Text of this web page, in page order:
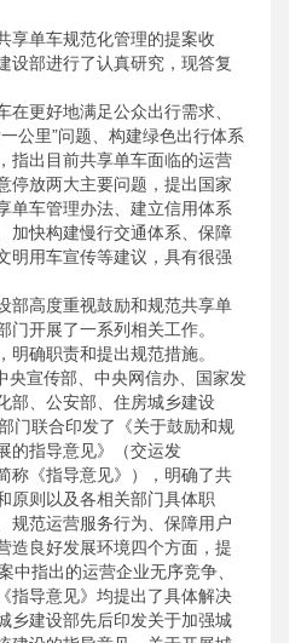
月19日
享单车;政协;提案;答复
单车规范化管理的提案收
设部进行了认真研究，现答复
更好地满足公众出行需求、
公里”问题、构建绿色出行体系
指出目前共享单车面临的运营
停放两大主要问题，提出国家
单车管理办法、建立信用体系
加快构建慢行交通体系、保障
明用车宣传等建议，具有很强
高度重视鼓励和规范共享单
开展了一系列相关工作。
确职责和提出规范措施。
央宣传部、中央网信办、国家发
部、公安部、住房城乡建设
门联合印发了《关于鼓励和规
的指导意见》（交运发
称《指导意见》），明确了共
原则以及各相关部门具体职
规范运营服务行为、保障用户
造良好发展环境四个方面，提
中指出的运营企业无序竞争、
指导意见》均提出了具体解决
乡建设部先后印发关于加强城